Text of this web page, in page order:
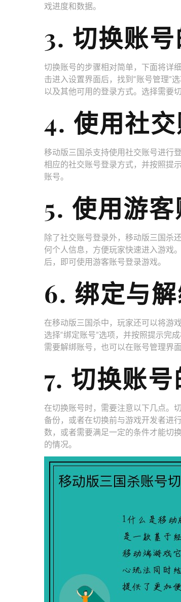
戏进度和数据。
3. 切换账
切换账号的步骤相对简单，下面将详
击进入设置界面后，找到“账号管理”
以及其他可用的登录方式。选择需要
4. 使用社
移动版三国杀支持使用社交账号进行
相应的社交账号登录方式，并按照提
账号。
5. 使用游
除了社交账号登录外，移动版三国杀
何个人信息，方便玩家快速进入游戏
后，即可使用游客账号登录游戏。
6. 绑定与
在移动版三国杀中，玩家还可以将游
选择“绑定账号”选项，并按照提示完
需要解绑账号，也可以在账号管理界
7. 切换账
在切换账号时，需要注意以下几点。
备份，或者在切换前与游戏开发者进
数，或者需要满足一定的条件才能切
的情况。